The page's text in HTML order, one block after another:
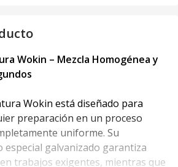
Wokin – Mezcla Homogénea y
Wokin está diseñado para
preparación en un proceso
uniforme. Su
especial galvanizado garantiza
trabajos exigentes, mientras que